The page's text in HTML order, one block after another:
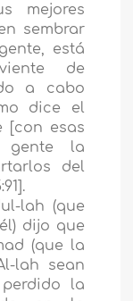
mejores
sembrar
está
de
a cabo
dice el
[con esas
gente la
del
lah (que
dijo que
(que la
lah sean
la